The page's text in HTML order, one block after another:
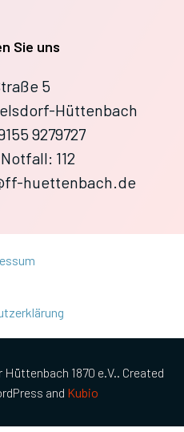
Sie uns
5
Hüttenbach
9279727
112
huettenbach.de
1870 e.V.. Created
and Kubio